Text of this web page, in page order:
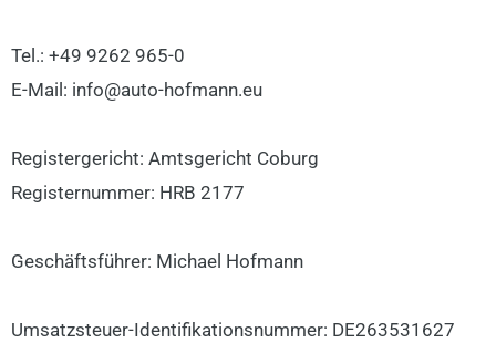
Tel.: +49 9262 965-0
E-Mail: info@auto-hofmann.eu
Registergericht: Amtsgericht Coburg
Registernummer: HRB 2177
Geschäftsführer: Michael Hofmann
Umsatzsteuer-Identifikationsnummer: DE263531627